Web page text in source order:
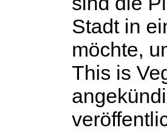
Stadt in
möchte,
This is